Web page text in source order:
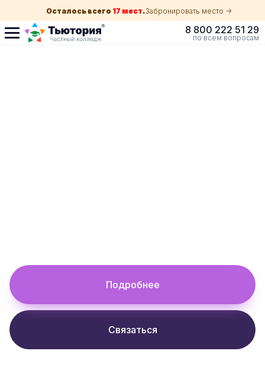
Осталось всего 17 мест.Забронировать место ->
8 800 222 51 29
по всем вопросам
Подробнее
Связаться